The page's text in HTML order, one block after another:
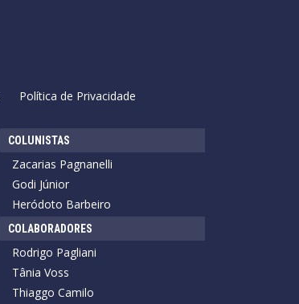
Política de Privacidade
COLUNISTAS
Zacarias Pagnanelli
Godi Júnior
Heródoto Barbeiro
COLABORADORES
Rodrigo Pagliani
Tânia Voss
Thiaggo Camilo